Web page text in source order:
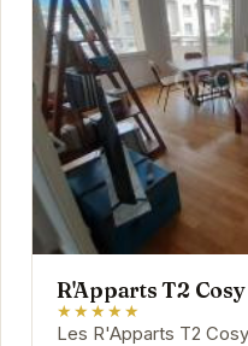
R'Apparts T2
★★★★★
Les R'Apparts T2